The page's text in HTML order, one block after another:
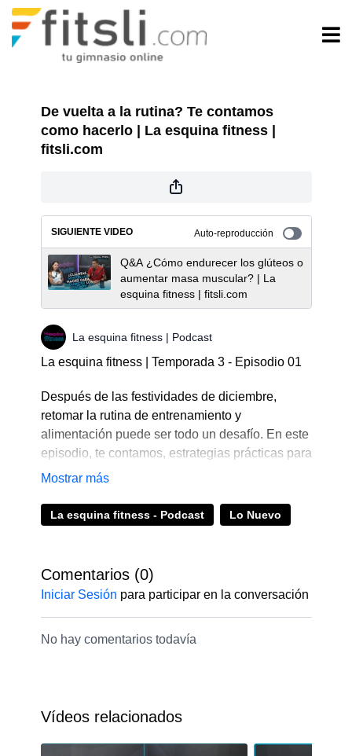
De vuelta a la rutina? Te contamos
como hacerlo | La esquina fitness |
fitsli.com
SIGUIENTE VIDEO Auto-reproducción
Q&A ¿Cómo endurecer los glúteos o
aumentar masa muscular? | La
esquina fitness | fitsli.com
La esquina fitness | Podcast
La esquina fitness | Temporada 3 - Episodio 01
Después de las festividades de diciembre,
retomar la rutina de entrenamiento y
alimentación puede ser todo un desafío. En este
episodio, te contamos, estrategias prácticas para
superar la indulgencia festiva, establecer metas
nuevamente. Descubre consejos valiosos para
recuperar la motivación, encontrar el equilibrio
renovada.
¡Prepárate para volver a tu mejor versión!
No te pierdas este episodio lleno de información
fitsli.com– tu gimnasio online.
La esquina fitness - Podcast Lo Nuevo
Comentarios (0)
Iniciar Sesión para participar en la conversación
No hay comentarios todavía
Vídeos relacionados